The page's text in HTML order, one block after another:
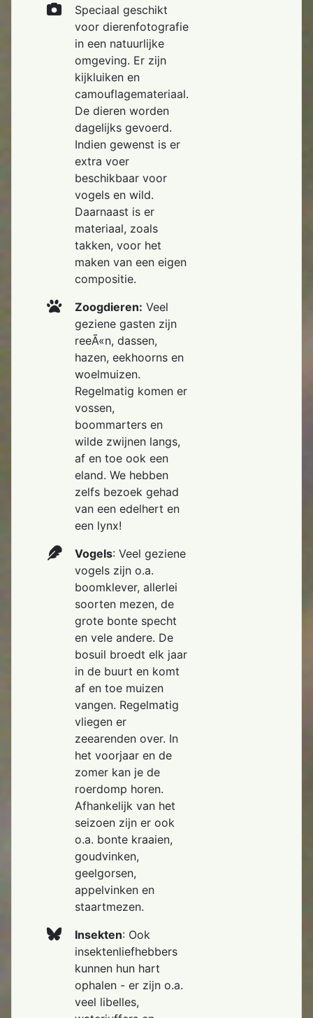
Speciaal geschikt
voor dierenfotografie
in een natuurlijke
omgeving. Er zijn
kijkluiken en
camouflagemateriaal.
De dieren worden
dagelijks gevoerd.
Indien gewenst is er
extra voer
beschikbaar voor
vogels en wild.
Daarnaast is er
materiaal, zoals
takken, voor het
maken van een eigen
compositie.
Zoogdieren: Veel
geziene gasten zijn
reeÃ«n, dassen,
hazen, eekhoorns en
woelmuizen.
Regelmatig komen er
vossen,
boommarters en
wilde zwijnen langs,
af en toe ook een
eland. We hebben
zelfs bezoek gehad
van een edelhert en
een lynx!
Vogels: Veel geziene
vogels zijn o.a.
boomklever, allerlei
soorten mezen, de
grote bonte specht
en vele andere. De
bosuil broedt elk jaar
in de buurt en komt
af en toe muizen
vangen. Regelmatig
vliegen er
zeearenden over. In
het voorjaar en de
zomer kan je de
roerdomp horen.
Afhankelijk van het
seizoen zijn er ook
o.a. bonte kraaien,
goudvinken,
geelgorsen,
appelvinken en
staartmezen.
Insekten: Ook
insektenliefhebbers
kunnen hun hart
ophalen - er zijn o.a.
veel libelles,